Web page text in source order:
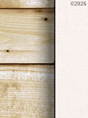
©2026